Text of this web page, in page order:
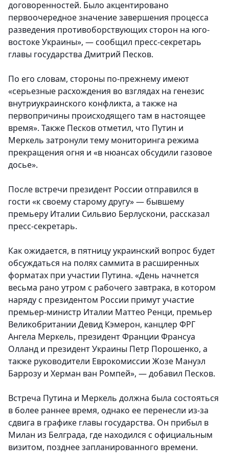
договоренностей. Было акцентировано
первоочередное значение завершения процесса
разведения противоборствующих сторон на юго-
востоке Украины», — сообщил пресс-секретарь
главы государства Дмитрий Песков.
По его словам, стороны по-прежнему имеют
«серьезные расхождения во взглядах на генезис
внутриукраинского конфликта, а также на
первопричины происходящего там в настоящее
время». Также Песков отметил, что Путин и
Меркель затронули тему мониторинга режима
прекращения огня и «в нюансах обсудили газовое
досье».
После встречи президент России отправился в
гости «к своему старому другу» — бывшему
премьеру Италии Сильвио Берлускони, рассказал
пресс-секретарь.
Как ожидается, в пятницу украинский вопрос будет
обсуждаться на полях саммита в расширенных
форматах при участии Путина. «День начнется
весьма рано утром с рабочего завтрака, в котором
наряду с президентом России примут участие
премьер-министр Италии Маттео Ренци, премьер
Великобритании Девид Кэмерон, канцлер ФРГ
Ангела Меркель, президент Франции Франсуа
Олланд и президент Украины Петр Порошенко, а
также руководители Еврокомиссии Жозе Мануэл
Баррозу и Херман ван Ромпей», — добавил Песков.
Встреча Путина и Меркель должна была состояться
в более раннее время, однако ее перенесли из-за
сдвига в графике главы государства. Он прибыл в
Милан из Белграда, где находился с официальным
визитом, позднее запланированного времени.